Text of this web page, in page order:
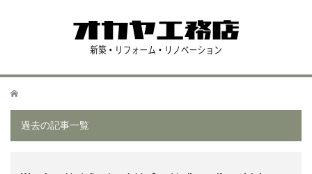
ホーム
過去の記事一覧